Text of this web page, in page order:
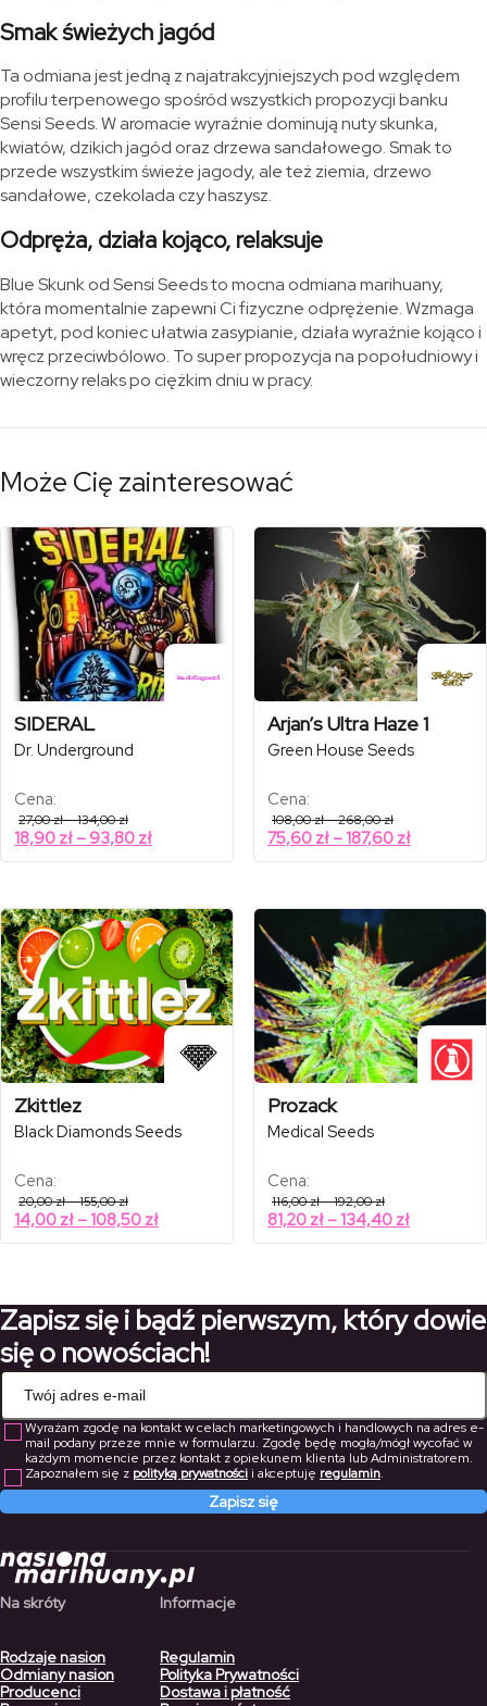
Smak świeżych jagód
Ta odmiana jest jedną z najatrakcyjniejszych pod względem
profilu terpenowego spośród wszystkich propozycji banku
Sensi Seeds. W aromacie wyraźnie dominują nuty skunka,
kwiatów, dzikich jagód oraz drzewa sandałowego. Smak to
przede wszystkim świeże jagody, ale też ziemia, drzewo
sandałowe, czekolada czy haszysz.
Odpręża, działa kojąco, relaksuje
Blue Skunk od Sensi Seeds to mocna odmiana marihuany,
która momentalnie zapewni Ci fizyczne odprężenie. Wzmaga
apetyt, pod koniec ułatwia zasypianie, działa wyraźnie kojąco i
wręcz przeciwbólowo. To super propozycja na popołudniowy i
wieczorny relaks po ciężkim dniu w pracy.
Może Cię zainteresować
SIDERAL
Dr. Underground
Cena:
27,00zł–134,00złZakres
cen:
od
27,00 zł
18,90 zł – 93,80 złZakres
cen:
do
93,80 zł
Arjan’s Ultra Haze 1
Green House Seeds
Cena:
108,00zł–268,00złZakres
cen:
od
108,00 zł
75,60 zł – 187,60 złZakres
cen:
do
Zkittlez
Black Diamonds Seeds
Cena:
20,00zł–155,00złZakres
cen:
od
20,00 zł
14,00 zł – 108,50 złZakres
cen:
108,50 zł
Prozack
Medical Seeds
Cena:
116,00zł–192,00złZakres
cen:
od
116,00 zł
81,20 zł – 134,40 złZakres
cen:
134,40 zł
Zapisz się i bądź pierwszym, który dowie
się o nowościach!
Wyrażam zgodę na kontakt w celach marketingowych i handlowych na adres e-
mail podany przeze mnie w formularzu. Zgodę będę mogła/mógł wycofać w
każdym momencie przez kontakt z opiekunem klienta lub Administratorem.
Zapoznałem się z polityką prywatnościi akceptuję regulamin.
Zapisz się
Na skróty
Rodzaje nasion
Odmiany nasion
Producenci
Informacje
Regulamin
Polityka Prywatności
Dostawa i płatność